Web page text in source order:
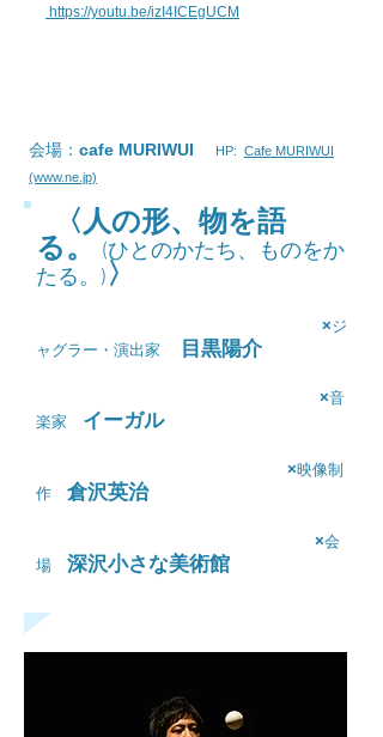
https://youtu.be/izI4ICEgUCM
会場： cafe MURIWUI HP: Cafe MURIWUI
(www.ne.jp)
〈人の形、物を語
る。
(ひとのかたち、ものをか
たる。)〉
×ジ
ャグラー・演出家
目黒陽介
×音
楽家
イーガル
×映像制
作 倉沢英治
×会
場 深沢小さな美術館